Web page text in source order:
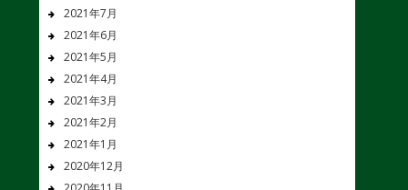
2021年7月
2021年6月
2021年5月
2021年4月
2021年3月
2021年2月
2021年1月
2020年12月